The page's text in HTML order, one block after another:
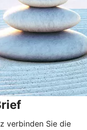
verbinden Sie die